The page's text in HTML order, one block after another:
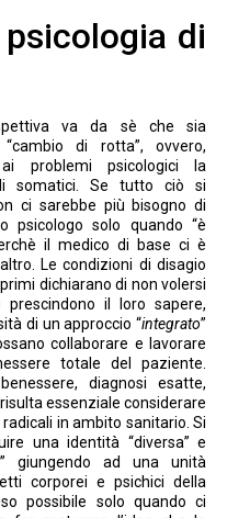
di
va da sè che sia
di rotta”, ovvero,
ai problemi psicologici la
somatici. Se tutto ciò si
ci sarebbe più bisogno di
psicologo solo quando “è
il medico di base ci è
Le condizioni di disagio
dichiarano di non volersi
il loro sapere,
di un approccio “integrato”
collaborare e lavorare
totale del paziente.
diagnosi esatte,
essenziale considerare
in ambito sanitario. Si
una identità “diversa” e
giungendo ad una unità
corporei e psichici della
possibile solo quando ci